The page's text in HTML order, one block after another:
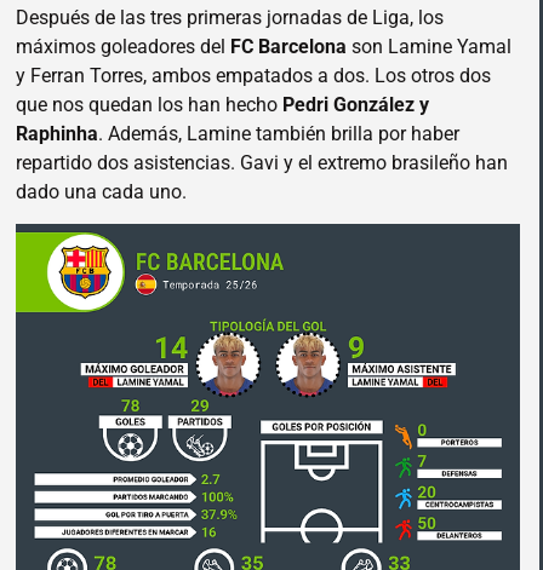
Después de las tres primeras jornadas de Liga, los
máximos goleadores del FC Barcelona son Lamine Yamal
y Ferran Torres, ambos empatados a dos. Los otros dos
que nos quedan los han hecho Pedri González y
Raphinha. Además, Lamine también brilla por haber
repartido dos asistencias. Gavi y el extremo brasileño han
dado una cada uno.